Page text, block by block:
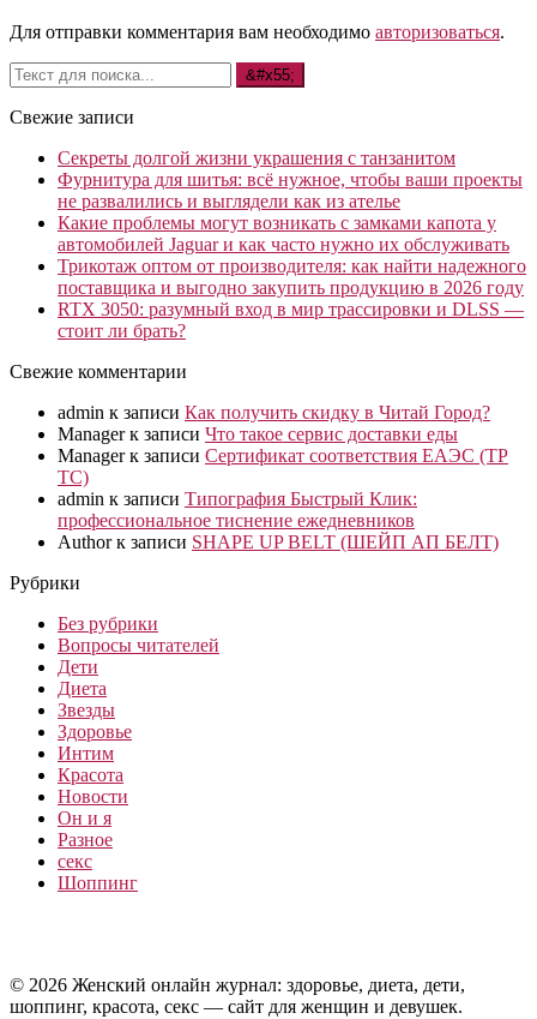
Для отправки комментария вам необходимо авторизоваться.
Свежие записи
Секреты долгой жизни украшения с танзанитом
Фурнитура для шитья: всё нужное, чтобы ваши проекты
не развалились и выглядели как из ателье
Какие проблемы могут возникать с замками капота у
автомобилей Jaguar и как часто нужно их обслуживать
Трикотаж оптом от производителя: как найти надежного
поставщика и выгодно закупить продукцию в 2026 году
RTX 3050: разумный вход в мир трассировки и DLSS —
стоит ли брать?
Свежие комментарии
admin к записи Как получить скидку в Читай Город?
Managerк записи Что такое сервис доставки еды
Managerк записи Сертификат соответствия ЕАЭС (ТР
ТС)
admin к записи Типография Быстрый Клик:
профессиональное тиснение ежедневников
Authorк записи SHAPE UP BELT (ШЕЙП АП БЕЛТ)
Рубрики
Без рубрики
Вопросы читателей
Дети
Диета
Звезды
Здоровье
Интим
Красота
Новости
Он и я
Разное
секс
Шоппинг
© 2026 Женский онлайн журнал: здоровье, диета, дети,
шоппинг, красота, секс — сайт для женщин и девушек.